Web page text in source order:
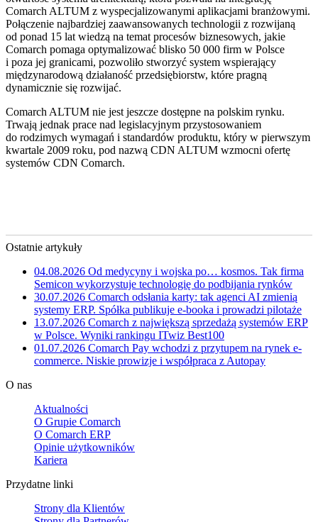
Comarch ALTUM z wyspecjalizowanymi aplikacjami branżowymi.
Połączenie najbardziej zaawansowanych technologii z rozwijaną
od ponad 15 lat wiedzą na temat procesów biznesowych, jakie
Comarch pomaga optymalizować blisko 50 000 firm w Polsce
i poza jej granicami, pozwoliło stworzyć system wspierający
międzynarodową działaność przedsiębiorstw, które pragną
dynamicznie się rozwijać.
Comarch ALTUM nie jest jeszcze dostępne na polskim rynku.
Trwają jednak prace nad legislacyjnym przystosowaniem
do rodzimych wymagań i standardów produktu, który w pierwszym
kwartale 2009 roku, pod nazwą CDN ALTUM wzmocni ofertę
systemów CDN Comarch.
Ostatnie artykuły
04.08.2026 Od medycyny i wojska po… kosmos. Tak firma
Semicon wykorzystuje technologię do podbijania rynków
30.07.2026 Comarch odsłania karty: tak agenci AI zmienią
systemy ERP. Spółka publikuje e-booka i prowadzi pilotaże
13.07.2026 Comarch z największą sprzedażą systemów ERP
w Polsce. Wyniki rankingu ITwiz Best100
01.07.2026 Comarch Pay wchodzi z przytupem na rynek e-
commerce. Niskie prowizje i współpraca z Autopay
O nas
Aktualności
O Grupie Comarch
O Comarch ERP
Opinie użytkowników
Kariera
Przydatne linki
Strony dla Klientów